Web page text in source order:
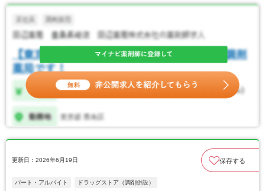
更新日：2026年6月19日 保存する
パート・アルバイト ドラッグストア（調剤併設）